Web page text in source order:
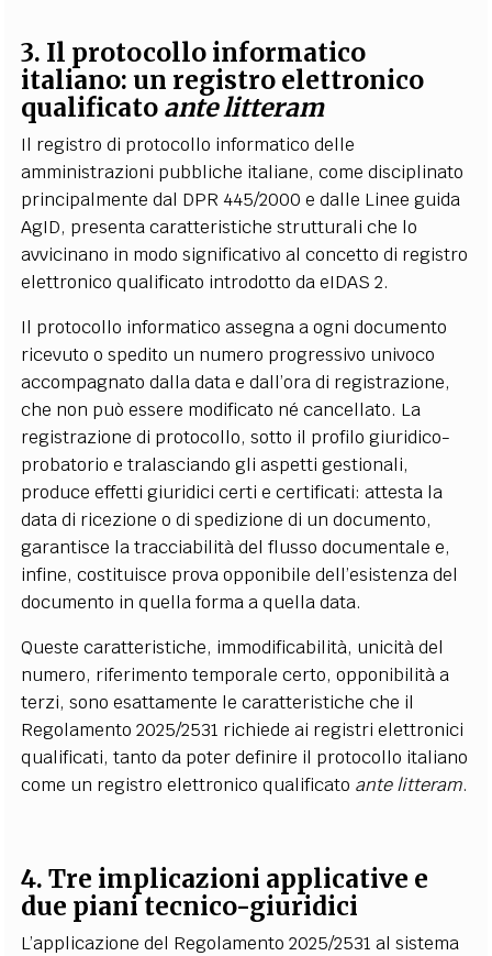
3. Il protocollo informatico
italiano: un registro elettronico
qualificato ante litteram
Il registro di protocollo informatico delle
amministrazioni pubbliche italiane, come disciplinato
principalmente dal DPR 445/2000 e dalle Linee guida
AgID, presenta caratteristiche strutturali che lo
avvicinano in modo significativo al concetto di registro
elettronico qualificato introdotto da eIDAS 2.
Il protocollo informatico assegna a ogni documento
ricevuto o spedito un numero progressivo univoco
accompagnato dalla data e dall’ora di registrazione,
che non può essere modificato né cancellato. La
registrazione di protocollo, sotto il profilo giuridico-
probatorio e tralasciando gli aspetti gestionali,
produce effetti giuridici certi e certificati: attesta la
data di ricezione o di spedizione di un documento,
garantisce la tracciabilità del flusso documentale e,
infine, costituisce prova opponibile dell’esistenza del
documento in quella forma a quella data.
Queste caratteristiche, immodificabilità, unicità del
numero, riferimento temporale certo, opponibilità a
terzi, sono esattamente le caratteristiche che il
Regolamento 2025/2531 richiede ai registri elettronici
qualificati, tanto da poter definire il protocollo italiano
come un registro elettronico qualificato ante litteram.
4. Tre implicazioni applicative e
due piani tecnico-giuridici
L’applicazione del Regolamento 2025/2531 al sistema